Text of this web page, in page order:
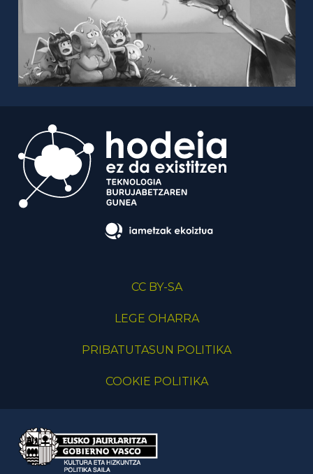
CC BY-SA
LEGE OHARRA
PRIBATUTASUN POLITIKA
COOKIE POLITIKA